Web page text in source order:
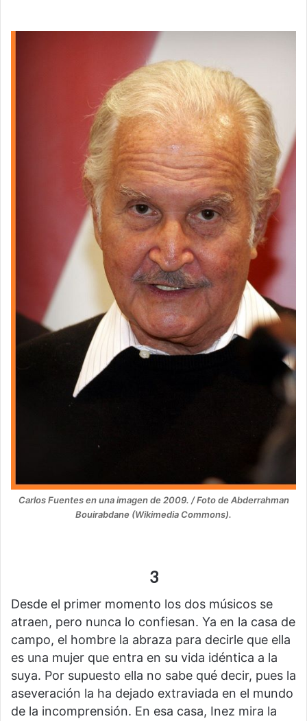
Carlos Fuentes en una imagen de 2009. / Foto de Abderrahman
Bouirabdane (Wikimedia Commons).
3
Desde el primer momento los dos músicos se
atraen, pero nunca lo confiesan. Ya en la casa de
campo, el hombre la abraza para decirle que ella
es una mujer que entra en su vida idéntica a la
suya. Por supuesto ella no sabe qué decir, pues la
aseveración la ha dejado extraviada en el mundo
de la incomprensión. En esa casa, Inez mira la